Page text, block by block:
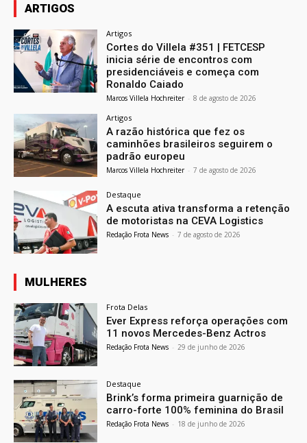
ARTIGOS
Artigos
Cortes do Villela #351 | FETCESP
inicia série de encontros com
presidenciáveis e começa com
Ronaldo Caiado
Marcos Villela Hochreiter - 8 de agosto de 2026
Artigos
A razão histórica que fez os
caminhões brasileiros seguirem o
padrão europeu
Marcos Villela Hochreiter - 7 de agosto de 2026
Destaque
A escuta ativa transforma a retenção
de motoristas na CEVA Logistics
Redação Frota News - 7 de agosto de 2026
MULHERES
Frota Delas
Ever Express reforça operações com
11 novos Mercedes-Benz Actros
Redação Frota News - 29 de junho de 2026
Destaque
Brink’s forma primeira guarnição de
carro-forte 100% feminina do Brasil
Redação Frota News - 18 de junho de 2026